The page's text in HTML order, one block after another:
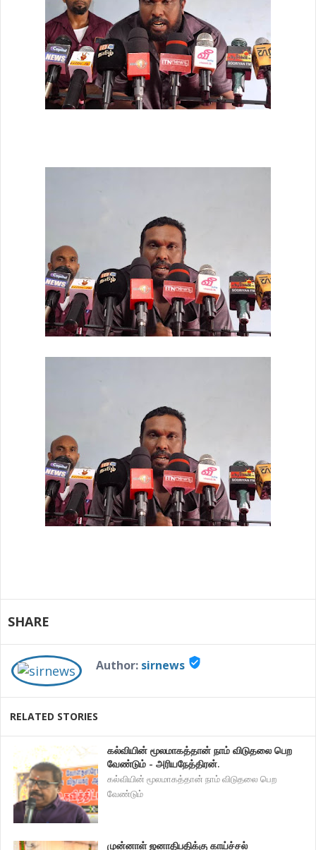
SHARE
Author: sirnews verified_user
RELATED STORIES
கல்வியின் மூலமாகத்தான் நாம் விடுதலை பெற
வேண்டும் - அரியநேத்திரன்.
கல்வியின் மூலமாகத்தான் நாம் விடுதலை பெற
வேண்டும்
முன்னாள் ஜனாதிபதிக்கு காய்ச்சல்